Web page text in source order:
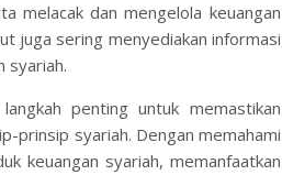
melacak dan mengelola keuangan
juga sering menyediakan informasi
syariah.
penting untuk memastikan
prinsip syariah. Dengan memahami
keuangan syariah, memanfaatkan